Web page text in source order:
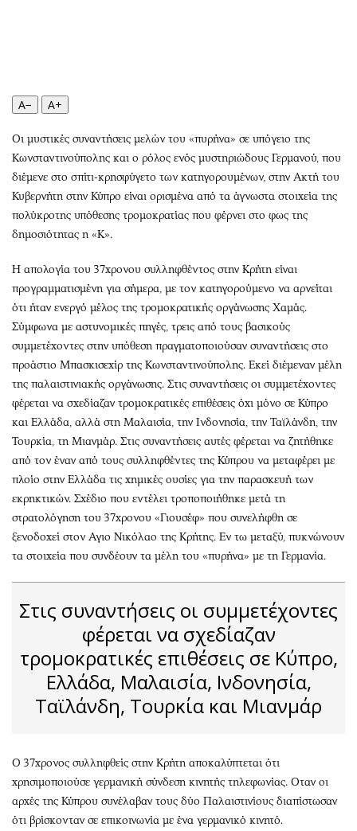
Πολιτισμός
Θέατρο-Χορός
Μουσική
Εικαστικά
Βιβλίο
Χειρόγραφα
Podcasts
Uncut
Προσφορές
Προσωπικότητες στην ''Κ''
A− A+
Οι μυστικές συναντήσεις μελών του «πυρήνα» σε υπόγειο της
Κωνσταντινούπολης και ο ρόλος ενός μυστηριώδους Γερμανού, που
διέμενε στο σπίτι-κρησφύγετο των κατηγορουμένων, στην Ακτή του
Κυβερνήτη στην Κύπρο είναι ορισμένα από τα άγνωστα στοιχεία της
πολύκροτης υπόθεσης τρομοκρατίας που φέρνει στο φως της
δημοσιότητας η «Κ».
Η απολογία του 37χρονου συλληφθέντος στην Κρήτη είναι
προγραμματισμένη για σήμερα, με τον κατηγορούμενο να αρνείται
ότι ήταν ενεργό μέλος της τρομοκρατικής οργάνωσης Χαμάς.
Σύμφωνα με αστυνομικές πηγές, τρεις από τους βασικούς
συμμετέχοντες στην υπόθεση πραγματοποιούσαν συναντήσεις στο
προάστιο Μπασκισεχίρ της Κωνσταντινούπολης. Εκεί διέμεναν μέλη
της παλαιστινιακής οργάνωσης. Στις συναντήσεις οι συμμετέχοντες
φέρεται να σχεδίαζαν τρομοκρατικές επιθέσεις όχι μόνο σε Κύπρο
και Ελλάδα, αλλά στη Μαλαισία, την Ινδονησία, την Ταϊλάνδη, την
Τουρκία, τη Μιανμάρ. Στις συναντήσεις αυτές φέρεται να ζητήθηκε
από τον έναν από τους συλληφθέντες της Κύπρου να μεταφέρει με
πλοίο στην Ελλάδα τις χημικές ουσίες για την παρασκευή των
εκρηκτικών. Σχέδιο που εντέλει τροποποιήθηκε μετά τη
στρατολόγηση του 37χρονου «Γιουσέφ» που συνελήφθη σε
ξενοδοχεί στον Αγιο Νικόλαο της Κρήτης. Εν τω μεταξύ, πυκνώνουν
τα στοιχεία που συνδέουν τα μέλη του «πυρήνα» με τη Γερμανία.
Στις συναντήσεις οι συμμετέχοντες
φέρεται να σχεδίαζαν
τρομοκρατικές επιθέσεις σε Κύπρο,
Ελλάδα, Μαλαισία, Ινδονησία,
Ταϊλάνδη, Τουρκία και Μιανμάρ
Ο 37χρονος συλληφθείς στην Κρήτη αποκαλύπτεται ότι
χρησιμοποιούσε γερμανική σύνδεση κινητής τηλεφωνίας. Οταν οι
αρχές της Κύπρου συνέλαβαν τους δύο Παλαιστινίους διαπίστωσαν
ότι βρίσκονταν σε επικοινωνία με ένα γερμανικό κινητό.